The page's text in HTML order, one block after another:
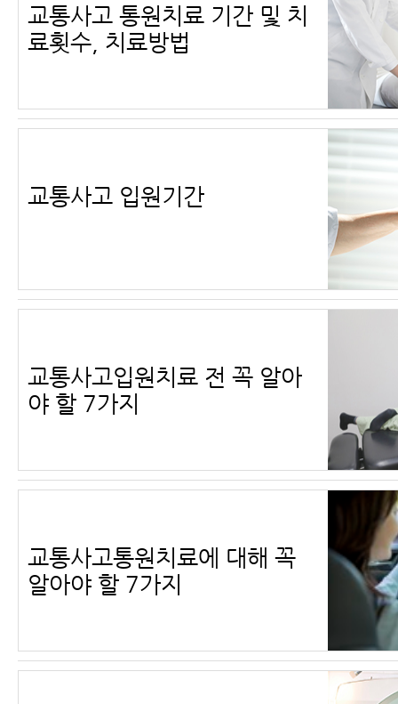
교통사고 통원치료 기간 및 치
료횟수, 치료방법
교통사고 입원기간
교통사고입원치료 전 꼭 알아
야 할 7가지
교통사고통원치료에 대해 꼭
알아야 할 7가지